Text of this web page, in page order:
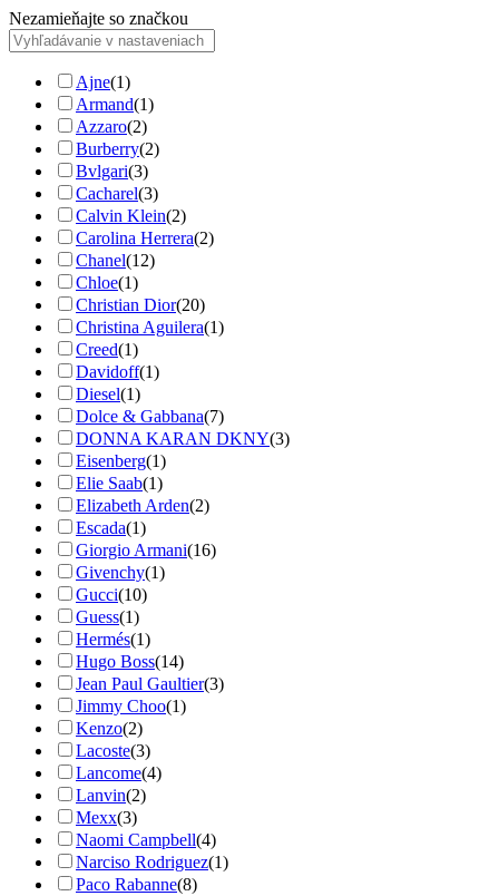
Nezamieňajte so značkou
Ajne(1)
Armand(1)
Azzaro(2)
Burberry(2)
Bvlgari(3)
Cacharel(3)
Calvin Klein(2)
Carolina Herrera(2)
Chanel(12)
Chloe(1)
Christian Dior(20)
Christina Aguilera(1)
Creed(1)
Davidoff(1)
Diesel(1)
Dolce & Gabbana(7)
DONNA KARAN DKNY(3)
Eisenberg(1)
Elie Saab(1)
Elizabeth Arden(2)
Escada(1)
Giorgio Armani(16)
Givenchy(1)
Gucci(10)
Guess(1)
Hermés(1)
Hugo Boss(14)
Jean Paul Gaultier(3)
Jimmy Choo(1)
Kenzo(2)
Lacoste(3)
Lancome(4)
Lanvin(2)
Mexx(3)
Naomi Campbell(4)
Narciso Rodriguez(1)
Paco Rabanne(8)